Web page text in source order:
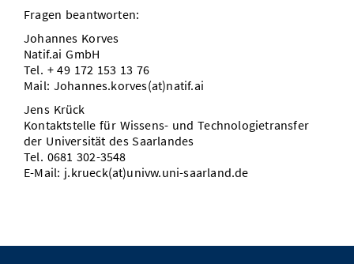
Fragen beantworten:
Johannes Korves
Natif.ai GmbH
Tel. + 49 172 153 13 76
Mail: Johannes.korves(at)natif.ai
Jens Krück
Kontaktstelle für Wissens- und Technologietransfer
der Universität des Saarlandes
Tel. 0681 302-3548
E-Mail: j.krueck(at)univw.uni-saarland.de